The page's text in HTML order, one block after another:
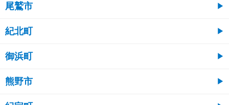
尾鷲市
紀北町
御浜町
熊野市